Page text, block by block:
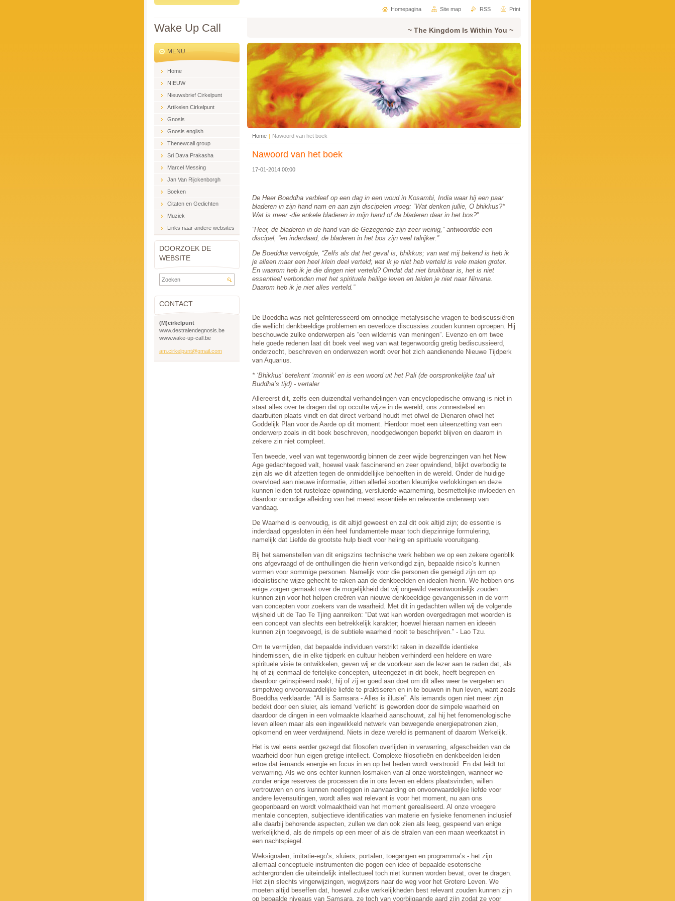
Wake Up Call ~ The Kingdom Is Within You ~
Home | Nawoord van het boek
Nawoord van het boek
17-01-2014 00:00
De Heer Boeddha verbleef op een dag in een woud in Kosambi, India waar hij een paar
bladeren in zijn hand nam en aan zijn discipelen vroeg: “Wat denken jullie, O bhikkus?*
Wat is meer -die enkele bladeren in mijn hand of de bladeren daar in het bos?”
“Heer, de bladeren in de hand van de Gezegende zijn zeer weinig,” antwoordde een
discipel, “en inderdaad, de bladeren in het bos zijn veel talrijker.”
De Boeddha vervolgde, “Zelfs als dat het geval is, bhikkus; van wat mij bekend is heb ik
je alleen maar een heel klein deel verteld; wat ik je niet heb verteld is vele malen groter.
En waarom heb ik je die dingen niet verteld? Omdat dat niet bruikbaar is, het is niet
essentieel verbonden met het spirituele heilige leven en leiden je niet naar Nirvana.
Daarom heb ik je niet alles verteld.”
De Boeddha was niet geïnteresseerd om onnodige metafysische vragen te bediscussiëren
die wellicht denkbeeldige problemen en oeverloze discussies zouden kunnen oproepen. Hij
beschouwde zulke onderwerpen als “een wildernis van meningen”. Evenzo en om twee
hele goede redenen laat dit boek veel weg van wat tegenwoordig gretig bediscussieerd,
onderzocht, beschreven en onderwezen wordt over het zich aandienende Nieuwe Tijdperk
van Aquarius.
* ‘Bhikkus’ betekent ‘monnik’ en is een woord uit het Pali (de oorspronkelijke taal uit
Buddha’s tijd) - vertaler
Allereerst dit, zelfs een duizendtal verhandelingen van encyclopedische omvang is niet in
staat alles over te dragen dat op occulte wijze in de wereld, ons zonnestelsel en
daarbuiten plaats vindt en dat direct verband houdt met ofwel de Dienaren ofwel het
Goddelijk Plan voor de Aarde op dit moment. Hierdoor moet een uiteenzetting van een
onderwerp zoals in dit boek beschreven, noodgedwongen beperkt blijven en daarom in
zekere zin niet compleet.
Ten tweede, veel van wat tegenwoordig binnen de zeer wijde begrenzingen van het New
Age gedachtegoed valt, hoewel vaak fascinerend en zeer opwindend, blijkt overbodig te
zijn als we dit afzetten tegen de onmiddellijke behoeften in de wereld. Onder de huidige
overvloed aan nieuwe informatie, zitten allerlei soorten kleurrijke verlokkingen en deze
kunnen leiden tot rusteloze opwinding, versluierde waarneming, besmettelijke invloeden en
daardoor onnodige afleiding van het meest essentiële en relevante onderwerp van
vandaag.
De Waarheid is eenvoudig, is dit altijd geweest en zal dit ook altijd zijn; de essentie is
inderdaad opgesloten in één heel fundamentele maar toch diepzinnige formulering,
namelijk dat Liefde de grootste hulp biedt voor heling en spirituele vooruitgang.
Bij het samenstellen van dit enigszins technische werk hebben we op een zekere ogenblik
ons afgevraagd of de onthullingen die hierin verkondigd zijn, bepaalde risico’s kunnen
vormen voor sommige personen. Namelijk voor die personen die geneigd zijn om op
idealistische wijze gehecht te raken aan de denkbeelden en idealen hierin. We hebben ons
enige zorgen gemaakt over de mogelijkheid dat wij ongewild verantwoordelijk zouden
kunnen zijn voor het helpen creëren van nieuwe denkbeeldige gevangenissen in de vorm
van concepten voor zoekers van de waarheid. Met dit in gedachten willen wij de volgende
wijsheid uit de Tao Te Tjing aanreiken: “Dat wat kan worden overgedragen met woorden is
een concept van slechts een betrekkelijk karakter; hoewel hieraan namen en ideeën
kunnen zijn toegevoegd, is de subtiele waarheid nooit te beschrijven.” - Lao Tzu.
Om te vermijden, dat bepaalde individuen verstrikt raken in dezelfde identieke
hindernissen, die in elke tijdperk en cultuur hebben verhinderd een heldere en ware
spirituele visie te ontwikkelen, geven wij er de voorkeur aan de lezer aan te raden dat, als
hij of zij eenmaal de feitelijke concepten, uiteengezet in dit boek, heeft begrepen en
daardoor geïnspireerd raakt, hij of zij er goed aan doet om dit alles weer te vergeten en
simpelweg onvoorwaardelijke liefde te praktiseren en in te bouwen in hun leven, want zoals
Boeddha verklaarde: “All is Samsara - Alles is illusie”. Als iemands ogen niet meer zijn
bedekt door een sluier, als iemand ‘verlicht’ is geworden door de simpele waarheid en
daardoor de dingen in een volmaakte klaarheid aanschouwt, zal hij het fenomenologische
leven alleen maar als een ingewikkeld netwerk van bewegende energiepatronen zien,
opkomend en weer verdwijnend. Niets in deze wereld is permanent of daarom Werkelijk.
Het is wel eens eerder gezegd dat filosofen overlijden in verwarring, afgescheiden van de
waarheid door hun eigen gretige intellect. Complexe filosofieën en denkbeelden leiden
ertoe dat iemands energie en focus in en op het heden wordt verstrooid. En dat leidt tot
verwarring. Als we ons echter kunnen losmaken van al onze worstelingen, wanneer we
zonder enige reserves de processen die in ons leven en elders plaatsvinden, willen
vertrouwen en ons kunnen neerleggen in aanvaarding en onvoorwaardelijke liefde voor
andere levensuitingen, wordt alles wat relevant is voor het moment, nu aan ons
geopenbaard en wordt volmaaktheid van het moment gerealiseerd. Al onze vroegere
mentale concepten, subjectieve identificaties van materie en fysieke fenomenen inclusief
alle daarbij behorende aspecten, zullen we dan ook zien als leeg, gespeend van enige
werkelijkheid, als de rimpels op een meer of als de stralen van een maan weerkaatst in
een nachtspiegel.
Weksignalen, imitatie-ego’s, sluiers, portalen, toegangen en programma’s - het zijn
allemaal conceptuele instrumenten die pogen een idee of bepaalde esoterische
achtergronden die uiteindelijk intellectueel toch niet kunnen worden bevat, over te dragen.
Het zijn slechts vingerwijzingen, wegwijzers naar de weg voor het Grotere Leven. We
moeten altijd beseffen dat, hoewel zulke werkelijkheden best relevant zouden kunnen zijn
op bepaalde niveaus van Samsara, ze toch van voorbijgaande aard zijn zodat ze voor
MENU
Home
NIEUW
Nieuwsbrief Cirkelpunt
Artikelen Cirkelpunt
Gnosis
Gnosis english
Thenewcall group
Sri Dava Prakasha
Marcel Messing
Jan Van Rijckenborgh
Boeken
Citaten en Gedichten
Muziek
Links naar andere websites
DOORZOEK DE
WEBSITE
CONTACT
(M)cirkelpunt
www.destralendegnosis.be
www.wake-up-call.be
am.cirkelpunt@gmail.com
Homepagina Site map RSS Print